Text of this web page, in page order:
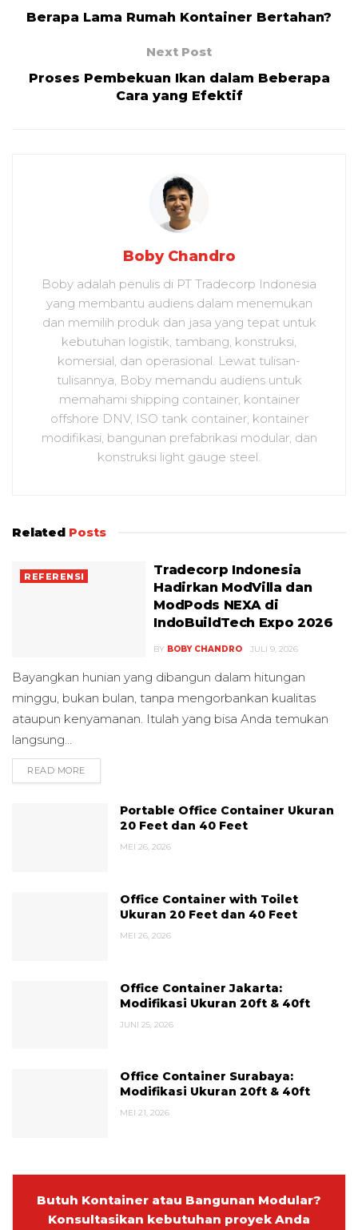
Berapa Lama Rumah Kontainer Bertahan?
Next Post
Proses Pembekuan Ikan dalam Beberapa
Cara yang Efektif
Boby Chandro
Boby adalah penulis di PT Tradecorp Indonesia
yang membantu audiens dalam menemukan
dan memilih produk dan jasa yang tepat untuk
kebutuhan logistik, tambang, konstruksi,
komersial, dan operasional. Lewat tulisan-
tulisannya, Boby memandu audiens untuk
memahami shipping container, kontainer
offshore DNV, ISO tank container, kontainer
modifikasi, bangunan prefabrikasi modular, dan
konstruksi light gauge steel.
Related Posts
REFERENSI
Tradecorp Indonesia
Hadirkan ModVilla dan
ModPods NEXA di
IndoBuildTech Expo 2026
BY BOBY CHANDRO JULI 9, 2026
Bayangkan hunian yang dibangun dalam hitungan
minggu, bukan bulan, tanpa mengorbankan kualitas
ataupun kenyamanan. Itulah yang bisa Anda temukan
langsung...
READ MORE
Portable Office Container Ukuran
20 Feet dan 40 Feet
MEI 26, 2026
Office Container with Toilet
Ukuran 20 Feet dan 40 Feet
MEI 26, 2026
Office Container Jakarta:
Modifikasi Ukuran 20ft & 40ft
JUNI 25, 2026
Office Container Surabaya:
Modifikasi Ukuran 20ft & 40ft
MEI 21, 2026
Butuh Kontainer atau Bangunan Modular?
Konsultasikan kebutuhan proyek Anda